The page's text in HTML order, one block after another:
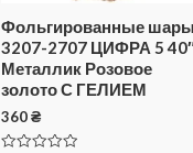
Фольгированные
3207-2707 ЦИФРА 5
Металлик Розовое
золото С ГЕЛИЕМ
360₴